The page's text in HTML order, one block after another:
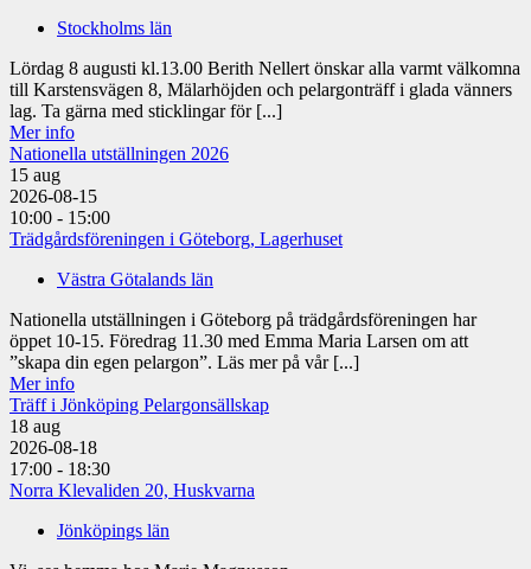
Stockholms län
Lördag 8 augusti kl.13.00 Berith Nellert önskar alla varmt välkomna
till Karstensvägen 8, Mälarhöjden och pelargonträff i glada vänners
lag. Ta gärna med sticklingar för [...]
Mer info
Nationella utställningen 2026
15 aug
2026-08-15
10:00 - 15:00
Trädgårdsföreningen i Göteborg, Lagerhuset
Västra Götalands län
Nationella utställningen i Göteborg på trädgårdsföreningen har
öppet 10-15. Föredrag 11.30 med Emma Maria Larsen om att
”skapa din egen pelargon”. Läs mer på vår [...]
Mer info
Träff i Jönköping Pelargonsällskap
18 aug
2026-08-18
17:00 - 18:30
Norra Klevaliden 20, Huskvarna
Jönköpings län